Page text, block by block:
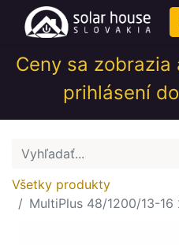
Ceny sa
prihlásení
Všetky produkty
MultiPlus 48/1200/13-16